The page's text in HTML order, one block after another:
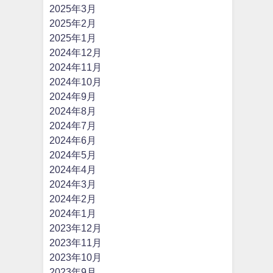
2025年3月
2025年2月
2025年1月
2024年12月
2024年11月
2024年10月
2024年9月
2024年8月
2024年7月
2024年6月
2024年5月
2024年4月
2024年3月
2024年2月
2024年1月
2023年12月
2023年11月
2023年10月